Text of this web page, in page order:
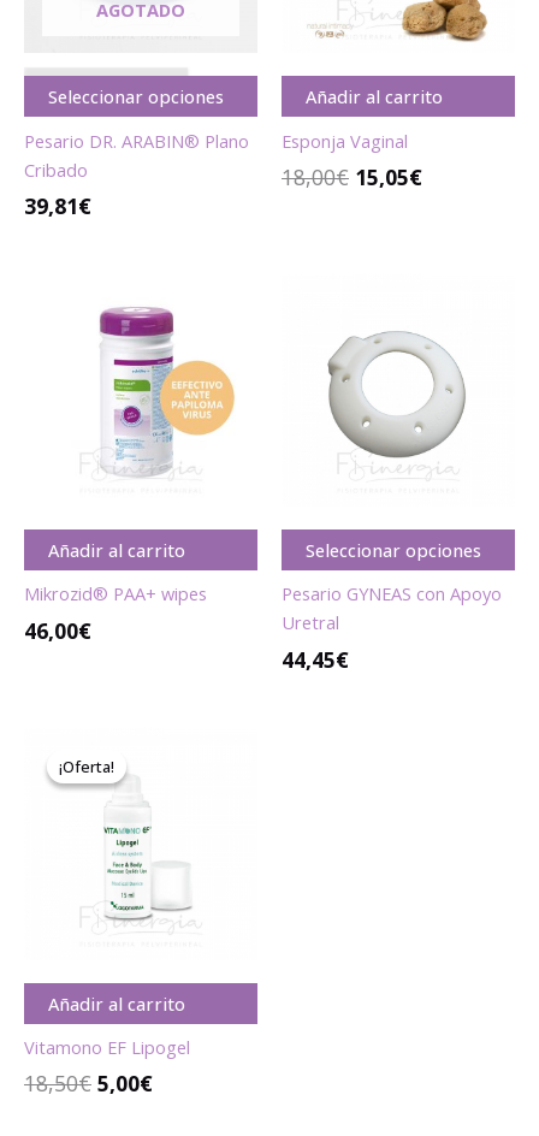
A G O T A D O
AGOTADO
Seleccionar opciones
Pesario DR. ARABIN® Plano
Cribado
39,81€
Añadir al carrito
Esponja Vaginal
18,00€ 15,05€
Añadir al carrito
Mikrozid® PAA+ wipes
46,00€
Seleccionar opciones
Pesario GYNEAS con Apoyo
Uretral
44,45€
¡Oferta!
¡Oferta!
Añadir al carrito
Vitamono EF Lipogel
18,50€
precio
original
18,50€.
5,00€